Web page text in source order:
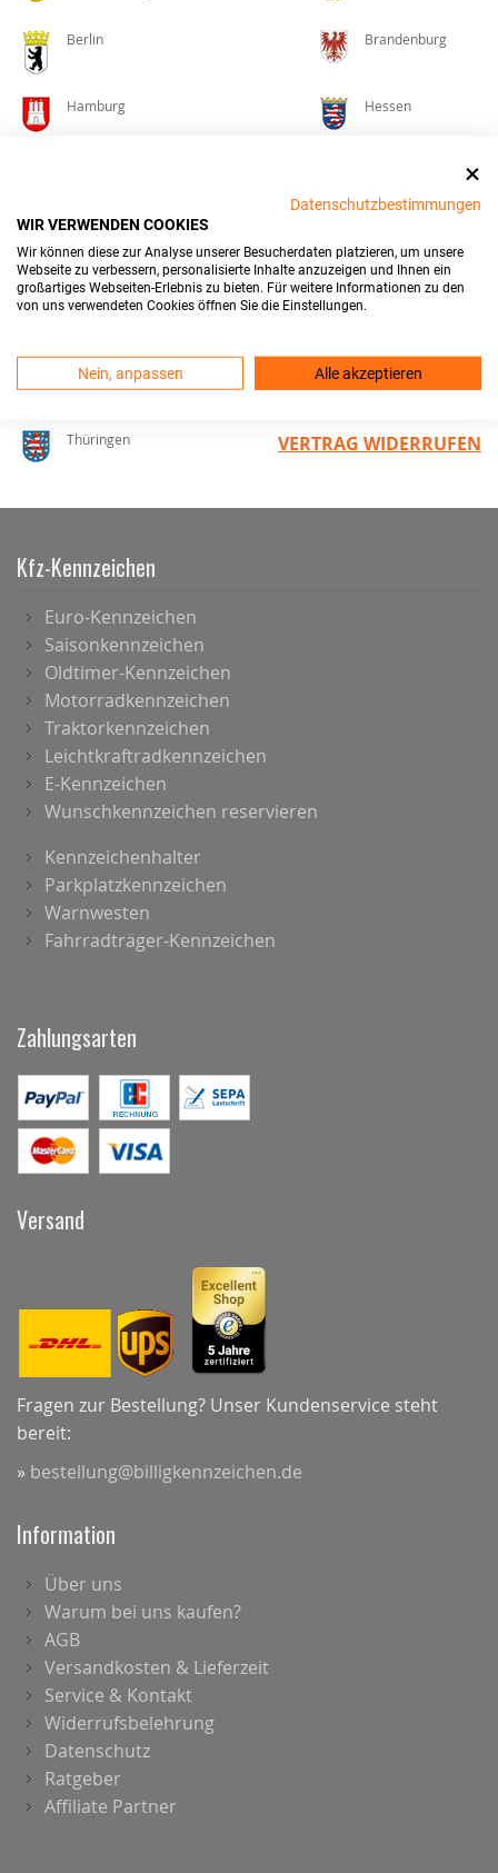
Berlin Brandenburg
Hamburg Hessen
Westfalen
Saarland Sachsen
Sachsen-Anhalt
Schleswig-
Holstein
Thüringen VERTRAG WIDERRUFEN
Kfz-Kennzeichen
Euro-Kennzeichen
Saisonkennzeichen
Oldtimer-Kennzeichen
Motorradkennzeichen
Traktorkennzeichen
Leichtkraftradkennzeichen
E-Kennzeichen
Wunschkennzeichen reservieren
Kennzeichenhalter
Parkplatzkennzeichen
Warnwesten
Fahrradträger-Kennzeichen
Zahlungsarten
Versand
Fragen zur Bestellung? Unser Kundenservice steht
bereit:
» bestellung@billigkennzeichen.de
Information
Über uns
Warum bei uns kaufen?
AGB
Versandkosten & Lieferzeit
Service & Kontakt
Widerrufsbelehrung
Datenschutz
Ratgeber
Affiliate Partner
Datenschutzbestimmungen
WIR VERWENDEN COOKIES
Wir können diese zur Analyse unserer Besucherdaten platzieren, um unsere
Webseite zu verbessern, personalisierte Inhalte anzuzeigen und Ihnen ein
großartiges Webseiten-Erlebnis zu bieten. Für weitere Informationen zu den
von uns verwendeten Cookies öffnen Sie die Einstellungen.
Nein, anpassen Alle akzeptieren